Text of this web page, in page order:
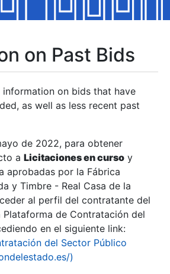
on Past Bids
on bids that have
as well as less recent past
de 2022, para obtener
a Licitaciones en curso y
aprobadas por la Fábrica
y Timbre - Real Casa de la
al perfil del contratante del
Plataforma de Contratación del
en el siguiente link:
del Sector Público
)